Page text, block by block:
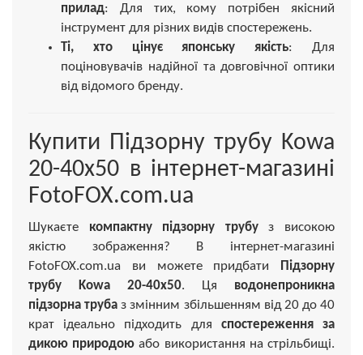
прилад: Для тих, кому потрібен якісний
інструмент для різних видів спостережень.
Ті, хто цінує японську якість: Для
поціновувачів надійної та довговічної оптики
від відомого бренду.
Купити Підзорну трубу Kowa
20-40x50 в інтернет-магазині
FotoFOX.com.ua
Шукаєте компактну підзорну трубуз високою
якістю зображення? В інтернет-магазині
FotoFOX.com.ua ви можете придбати
Підзорну
трубу Kowa 20-40x50. Ця водонепроникна
підзорна труба з змінним збільшенням від 20 до 40
крат ідеально підходить для спостереження за
дикою природою або використання на стрільбищі.